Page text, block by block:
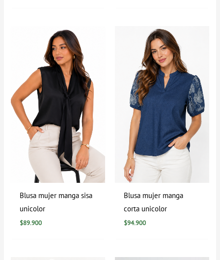
Blusa mujer manga sisa
unicolor
$89.900
Blusa mujer manga
corta unicolor
$94.900